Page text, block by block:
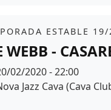
ESTABLE 19/
WEBB -
02/2020 - 22:00
Jazz Cava (Cava